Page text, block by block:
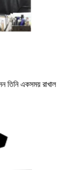
তিনি একসময় রাখাল